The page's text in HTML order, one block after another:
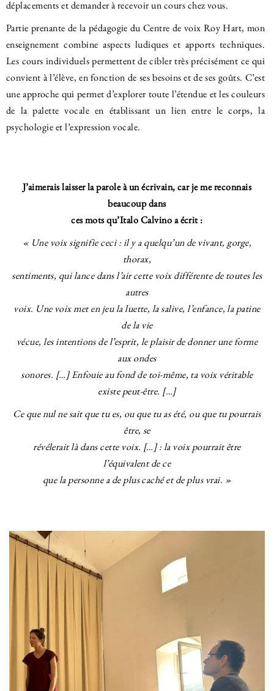
déplacements et demander à recevoir un cours chez vous.
Partie prenante de la pédagogie du Centre de voix Roy Hart, mon
enseignement combine aspects ludiques et apports techniques.
Les cours individuels permettent de cibler très précisément ce qui
convient à l’élève, en fonction de ses besoins et de ses goûts. C’est
une approche qui permet d’explorer toute l’étendue et les couleurs
de la palette vocale en établissant un lien entre le corps, la
psychologie et l’expression vocale.
J’aimerais laisser la parole à un écrivain, car je me reconnais
beaucoup dans
ces mots qu’Italo Calvino a écrit :
« Une voix signifie ceci : il y a quelqu’un de vivant, gorge,
thorax,
sentiments, qui lance dans l’air cette voix différente de toutes les
autres
voix. Une voix met en jeu la luette, la salive, l’enfance, la patine
de la vie
vécue, les intentions de l’esprit, le plaisir de donner une forme
aux ondes
sonores. […]Enfouie au fond de toi-même, ta voix véritable
existe peut-être. […]
Ceque nul ne sait que tu es, ou que tu as été, ou que tu pourrais
être, se
révélerait là dans cette voix. […] : la voix pourrait être
l’équivalent de ce
que la personne a de plus caché et de plus vrai. »